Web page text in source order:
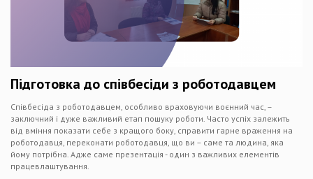
Підготовка до співбесіди з роботодавцем
Співбесіда з роботодавцем, особливо враховуючи воєнний час, –
заключний і дуже важливий етап пошуку роботи. Часто успіх залежить
від вміння показати себе з кращого боку, справити гарне враження на
роботодавця, переконати роботодавця, що ви – саме та людина, яка
йому потрібна. Адже саме презентація - один з важливих елементів
працевлаштування.